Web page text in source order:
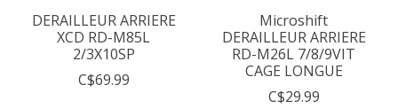
DERAILLEUR ARRIERE
XCD RD-M85L
2/3X10SP
C$69.99
Microshift
DERAILLEUR ARRIERE
RD-M26L 7/8/9VIT
CAGE LONGUE
C$29.99